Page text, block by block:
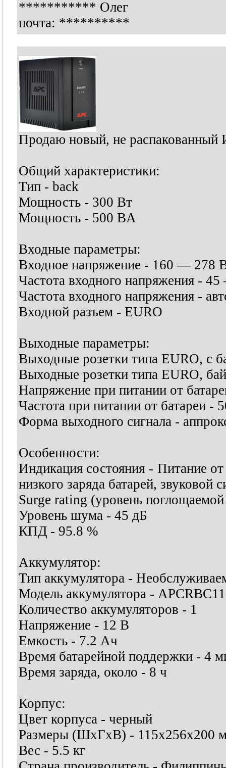
*********** Олег
почта: **********
Продаю новый, не распакованный
Общий характеристики:
Тип - back
Мощность - 300 Вт
Мощность - 500 ВA
Входные параметры:
Входное напряжение - 160 — 278
Частота входного напряжения -
Частота входного напряжения -
Входной разъем - EURO
Выходные параметры:
Выходные розетки типа EURO, с
Выходные розетки типа EURO,
Напряжение при питании от
Частота при питании от батареи -
Форма выходного сигнала -
Особенности:
Индикация состояния - Питание
низкого заряда батарей, звуковой
Surge rating (уровень
Уровень шума - 45 дБ
КПД - 95.8 %
Аккумулятор:
Тип аккумулятора -
Модель аккумулятора -
Количество аккумуляторов - 1
Напряжение - 12 В
Емкость - 7.2 Ач
Время батарейной поддержки - 4
Время заряда, около - 8 ч
Корпус:
Цвет корпуса - черный
Размеры (ШхГхВ) - 115х256х200
Вес - 5.5 кг